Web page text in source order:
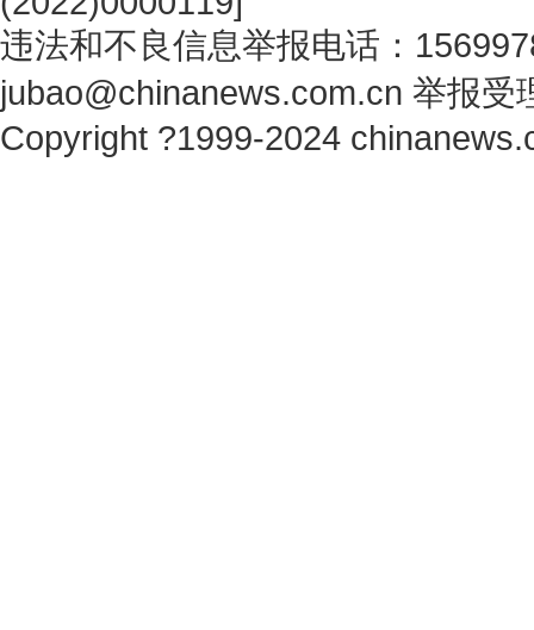
违法和不良信息举报电话：
jubao@chinanews.com.cn 举报受
Copyright ?1999-2024